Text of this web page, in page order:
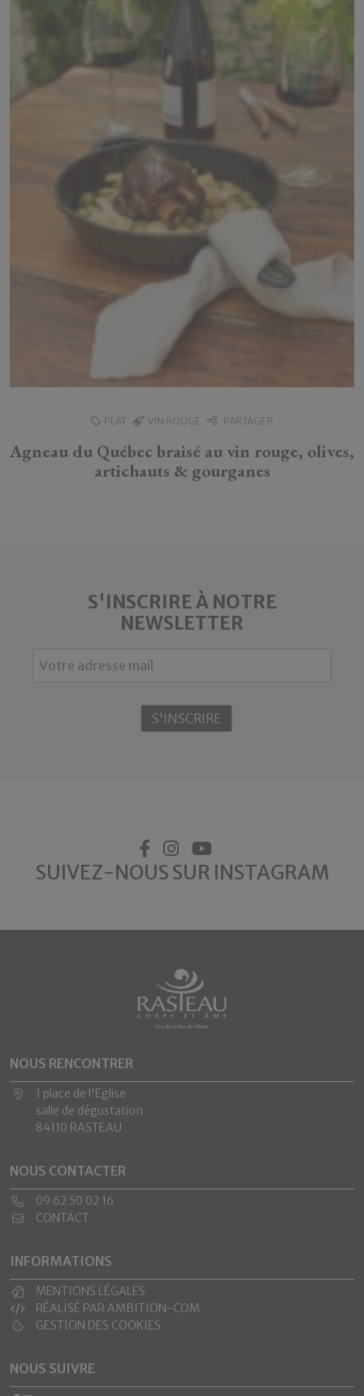
PLAT VIN ROUGE PARTAGER
Agneau du Québec braisé au vin rouge, olives,
artichauts & gourganes
S'INSCRIRE À NOTRE
NEWSLETTER
SUIVEZ-NOUS SUR INSTAGRAM
NOUS RENCONTRER
1 place de l'Eglise
salle de dégustation
84110 RASTEAU
NOUS CONTACTER
09 62 50 02 16
CONTACT
INFORMATIONS
MENTIONS LÉGALES
RÉALISÉ PAR AMBITION-COM
GESTION DES COOKIES
NOUS SUIVRE